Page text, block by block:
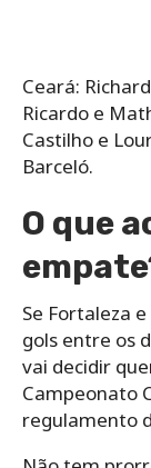
Ceará:
Ricardo e
Castilho e
Barceló.
O que
Se Fortaleza
gols entre os
vai decidir
Campeonato
regulamento